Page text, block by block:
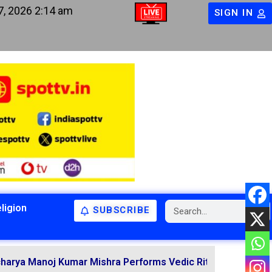
2026 2:14 am SIGN IN
SUBSCRIBE
Kumar Mishra Performs Vedic Rituals for the
LATEST NEWS
NATIONAL
RELIGION